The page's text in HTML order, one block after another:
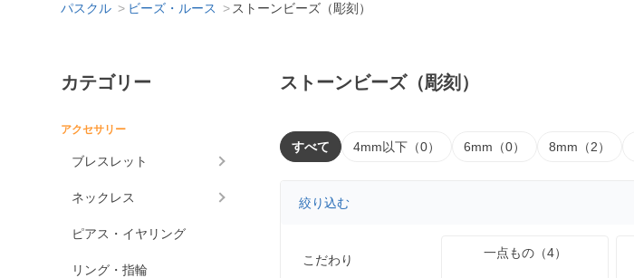
パスクル ビーズ・ルース ストーンビーズ（彫刻）
カテゴリー
アクセサリー
ブレスレット
ネックレス
ピアス・イヤリング
リング・指輪
ストーンビーズ（彫刻）
すべて 4mm以下（0） 6mm（0） 8mm（2）
絞り込む
こだわり 一点もの（4）